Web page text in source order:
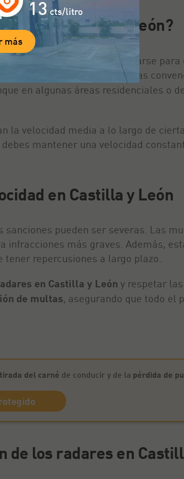
en Castilla y León?
que deben respetarse
h, mientras que en carreteras
en algunas áreas residenciales o
la velocidad media a lo largo de
mantener una velocidad
en Castilla y León
pueden ser severas. Las
infracciones más graves. Además,
repercusiones a largo plazo.
en Castilla y León y respetar
de multas, asegurando que todo el
del carné de conducir y de la pérdida de
de los radares en
13cts/litro
más